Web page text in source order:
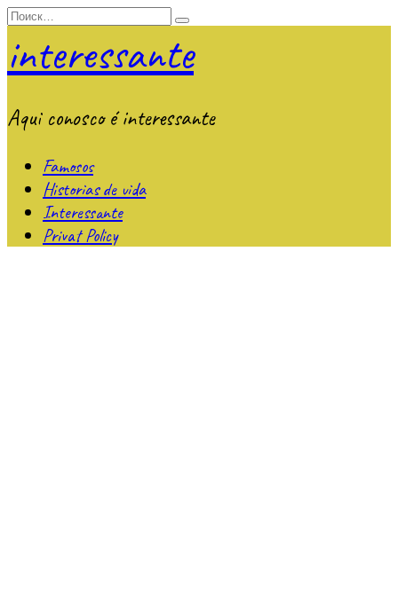
Перейти
содержанию
Search
interessante
Aqui conosco é interessante
Famosos
Historias de vida
Interessante
Privat Policy